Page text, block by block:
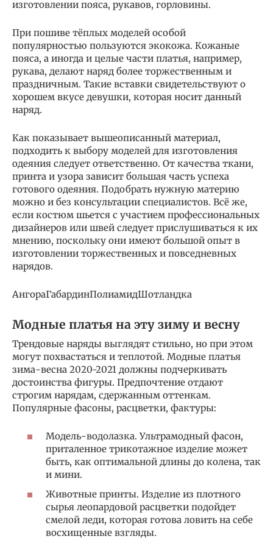
изготовлении пояса, рукавов, горловины.
При пошиве тёплых моделей особой
популярностью пользуются экокожа. Кожаные
пояса, а иногда и целые части платья, например,
рукава, делают наряд более торжественным и
праздничным. Такие вставки свидетельствуют о
хорошем вкусе девушки, которая носит данный
наряд.
Как показывает вышеописанный материал,
подходить к выбору моделей для изготовления
одеяния следует ответственно. От качества ткани,
принта и узора зависит большая часть успеха
готового одеяния. Подобрать нужную материю
можно и без консультации специалистов. Всё же,
если костюм шьется с участием профессиональных
дизайнеров или швей следует прислушиваться к их
мнению, поскольку они имеют большой опыт в
изготовлении торжественных и повседневных
нарядов.
АнгораГабардинПолиамидШотландка
Модные платья на эту зиму и весну
Трендовые наряды выглядят стильно, но при этом
могут похвастаться и теплотой. Модные платья
зима-весна 2020-2021 должны подчеркивать
достоинства фигуры. Предпочтение отдают
строгим нарядам, сдержанным оттенкам.
Популярные фасоны, расцветки, фактуры:
Модель-водолазка. Ультрамодный фасон,
приталенное трикотажное изделие может
быть, как оптимальной длины до колена, так
и мини.
Животные принты. Изделие из плотного
сырья леопардовой расцветки подойдет
смелой леди, которая готова ловить на себе
восхищенные взгляды.